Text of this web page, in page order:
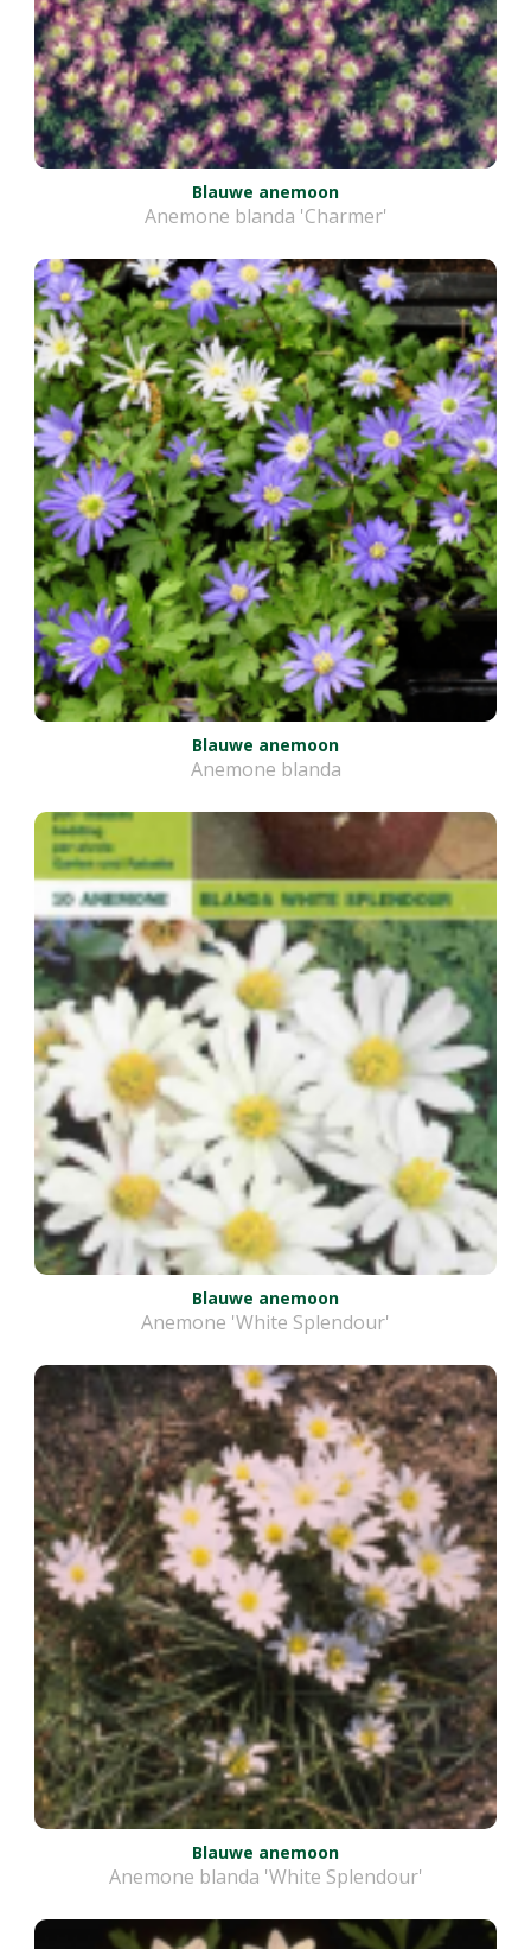
Blauwe anemoon
Anemone blanda 'Charmer'
Blauwe anemoon
Anemone blanda
Blauwe anemoon
Anemone 'White Splendour'
Blauwe anemoon
Anemone blanda 'White Splendour'